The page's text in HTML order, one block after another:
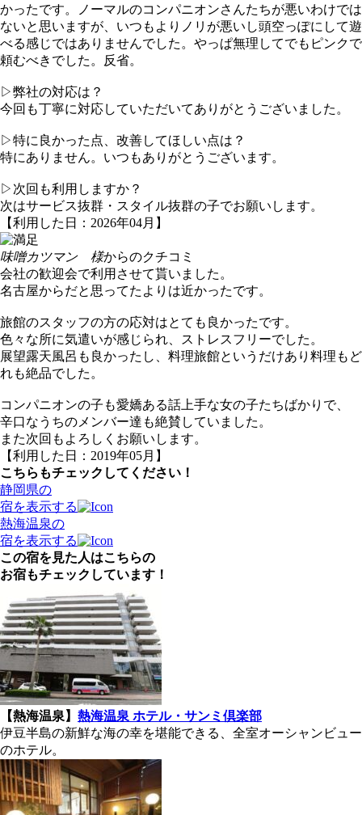
かったです。ノーマルのコンパニオンさんたちが悪いわけでは
ないと思いますが、いつもよりノリが悪いし頭空っぽにして遊
べる感じではありませんでした。やっぱ無理してでもピンクで
頼むべきでした。反省。
▷弊社の対応は？
今回も丁寧に対応していただいてありがとうございました。
▷特に良かった点、改善してほしい点は？
特にありません。いつもありがとうございます。
▷次回も利用しますか？
次はサービス抜群・スタイル抜群の子でお願いします。
【利用した日：2026年04月】
味噌カツマン 様からのクチコミ
会社の歓迎会で利用させて貰いました。
名古屋からだと思ってたよりは近かったです。
旅館のスタッフの方の応対はとても良かったです。
色々な所に気遣いが感じられ、ストレスフリーでした。
展望露天風呂も良かったし、料理旅館というだけあり料理もど
れも絶品でした。
コンパニオンの子も愛嬌ある話上手な女の子たちばかりで、
辛口なうちのメンバー達も絶賛していました。
また次回もよろしくお願いします。
【利用した日：2019年05月】
こちらもチェックしてください！
静岡県の
宿を表示する
熱海温泉の
宿を表示する
この宿を見た人はこちらの
お宿もチェックしています！
【熱海温泉】 熱海温泉 ホテル・サンミ倶楽部
伊豆半島の新鮮な海の幸を堪能できる、全室オーシャンビュー
のホテル。